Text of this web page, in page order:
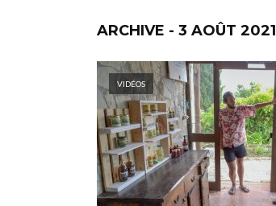
ARCHIVE - 3 AOÛT 2021
VIDÉOS